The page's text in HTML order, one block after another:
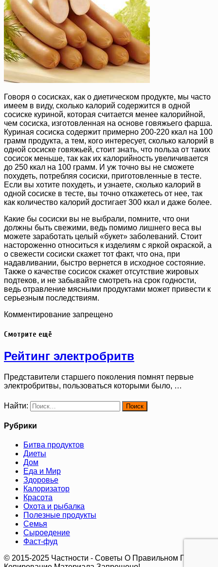
Говоря о сосисках, как о диетическом продукте, мы часто
имеем в виду, сколько калорий содержится в одной
сосиске куриной, которая считается менее калорийной,
чем сосиска, изготовленная на основе говяжьего фарша.
Куриная сосиска содержит примерно 200-220 ккал на 100
грамм продукта, а тем, кого интересует, сколько калорий в
одной сосиске говяжьей, стоит знать, что польза от таких
сосисок меньше, так как их калорийность увеличивается
до 250 ккал на 100 грамм. И уж точно вы не сможете
похудеть, потребляя сосиски, приготовленные в тесте.
Если вы хотите похудеть, и узнаете, сколько калорий в
одной сосиске в тесте, вы точно откажетесь от нее, так
как количество калорий достигает 300 ккал и даже более.
Какие бы сосиски вы не выбрали, помните, что они
должны быть свежими, ведь помимо лишнего веса вы
можете заработать целый «букет» заболеваний. Стоит
настороженно относиться к изделиям с яркой окраской, а
о свежести сосиски скажет тот факт, что она, при
надавливании, быстро вернется в исходное состояние.
Также о качестве сосисок скажет отсутствие жировых
подтеков, и не забывайте смотреть на срок годности,
ведь отравление мясными продуктами может привести к
серьезным последствиям.
Комментирование запрещено
Смотрите ещё
Рейтинг электробритв
Представители старшего поколения помнят первые
электробритвы, пользоваться которыми было, …
Найти:
Рубрики
Битва продуктов
Диеты
Дом
Еда и Мир
Здоровье
Калоризатор
Красота
Охота и рыбалка
Полезные продукты
Семья
Сыроедение
Фаст-фуд
© 2015-2025 Частности - Советы О Правильном Питании.